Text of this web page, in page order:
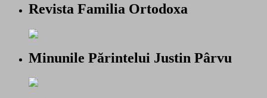
Revista Familia Ortodoxa
Minunile Părintelui Justin Pârvu